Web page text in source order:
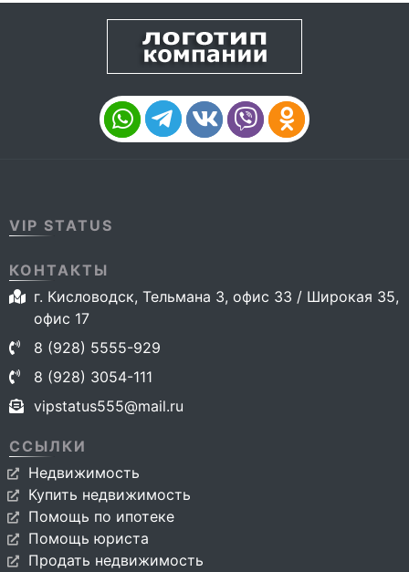
VIP STATUS
КОНТАКТЫ
г. Кисловодск, Тельмана 3, офис 33 / Широкая 35,
офис 17
8 (928) 5555-929
8 (928) 3054-111
vipstatus555@mail.ru
ССЫЛКИ
Недвижимость
Купить недвижимость
Помощь по ипотеке
Помощь юриста
Продать недвижимость